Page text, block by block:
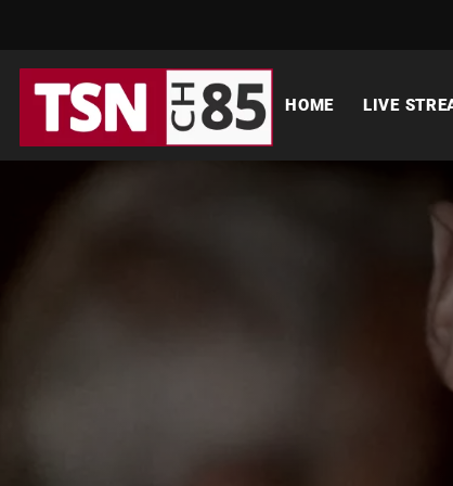
HOME LIVE